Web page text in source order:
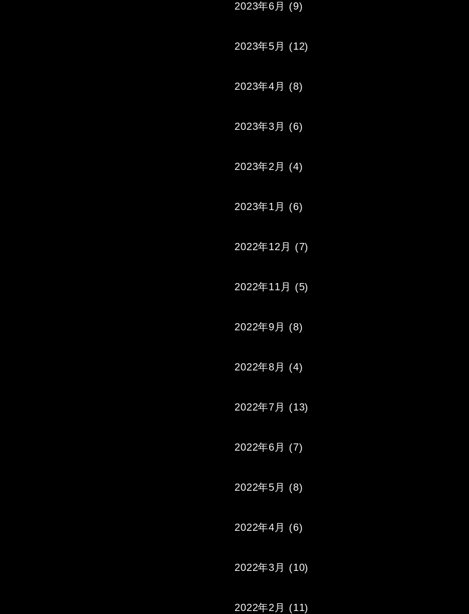
2023年6月 (9)
2023年5月 (12)
2023年4月 (8)
2023年3月 (6)
2023年2月 (4)
2023年1月 (6)
2022年12月 (7)
2022年11月 (5)
2022年9月 (8)
2022年8月 (4)
2022年7月 (13)
2022年6月 (7)
2022年5月 (8)
2022年4月 (6)
2022年3月 (10)
2022年2月 (11)